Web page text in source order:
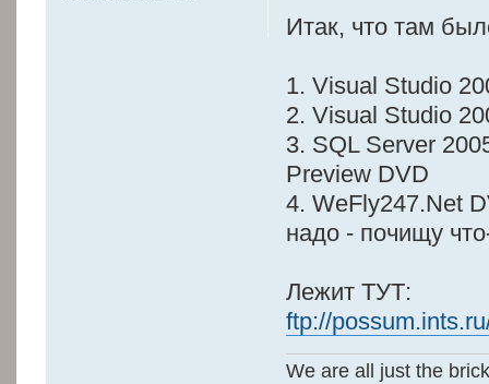
Итак, что там
1. Visual Studio
2. Visual Studio
3. SQL Server
Preview DVD
4. WeFly247.Net
надо - почищу
Лежит ТУТ:
ftp://
We are all just the